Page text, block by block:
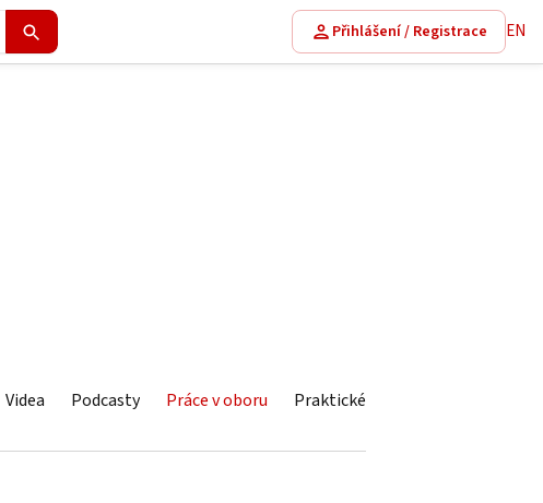
Přihlášení / Registrace EN
Videa Podcasty Práce v oboru Praktické